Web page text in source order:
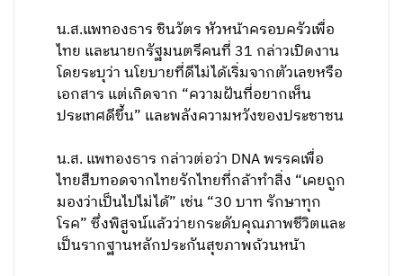
น.ส.แพทองธาร ชินวัตร หัวหน้าครอบครัวเพื่อ
ไทย และนายกรัฐมนตรีคนที่ 31 กล่าวเปิดงาน
โดยระบุว่า นโยบายที่ดีไม่ได้เริ่มจากตัวเลขหรือ
เอกสาร แต่เกิดจาก “ความฝันที่อยากเห็น
ประเทศดีขึ้น” และพลังความหวังของประชาชน
น.ส. แพทองธาร กล่าวต่อว่า DNA พรรคเพื่อ
ไทยสืบทอดจากไทยรักไทยที่กล้าทำสิ่ง “เคยถูก
มองว่าเป็นไปไม่ได้” เช่น “30 บาท รักษาทุก
โรค” ซึ่งพิสูจน์แล้วว่ายกระดับคุณภาพชีวิตและ
เป็นรากฐานหลักประกันสุขภาพถ้วนหน้า